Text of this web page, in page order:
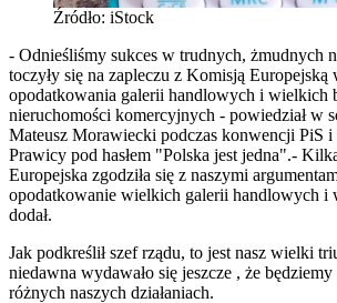
Źródło: iStock
- Odnieśliśmy sukces w trudnych, żmudnych
toczyły się na zapleczu z Komisją Europejską
opodatkowania galerii handlowych i wielkich
nieruchomości komercyjnych - powiedział w
Mateusz Morawiecki podczas konwencji PiS i
Prawicy pod hasłem "Polska jest jedna".-
Europejska zgodziła się z naszymi
opodatkowanie wielkich galerii handlowych
dodał.
Jak podkreślił szef rządu, to jest nasz wielki
niedawna wydawało się jeszcze , że
różnych naszych działaniach.